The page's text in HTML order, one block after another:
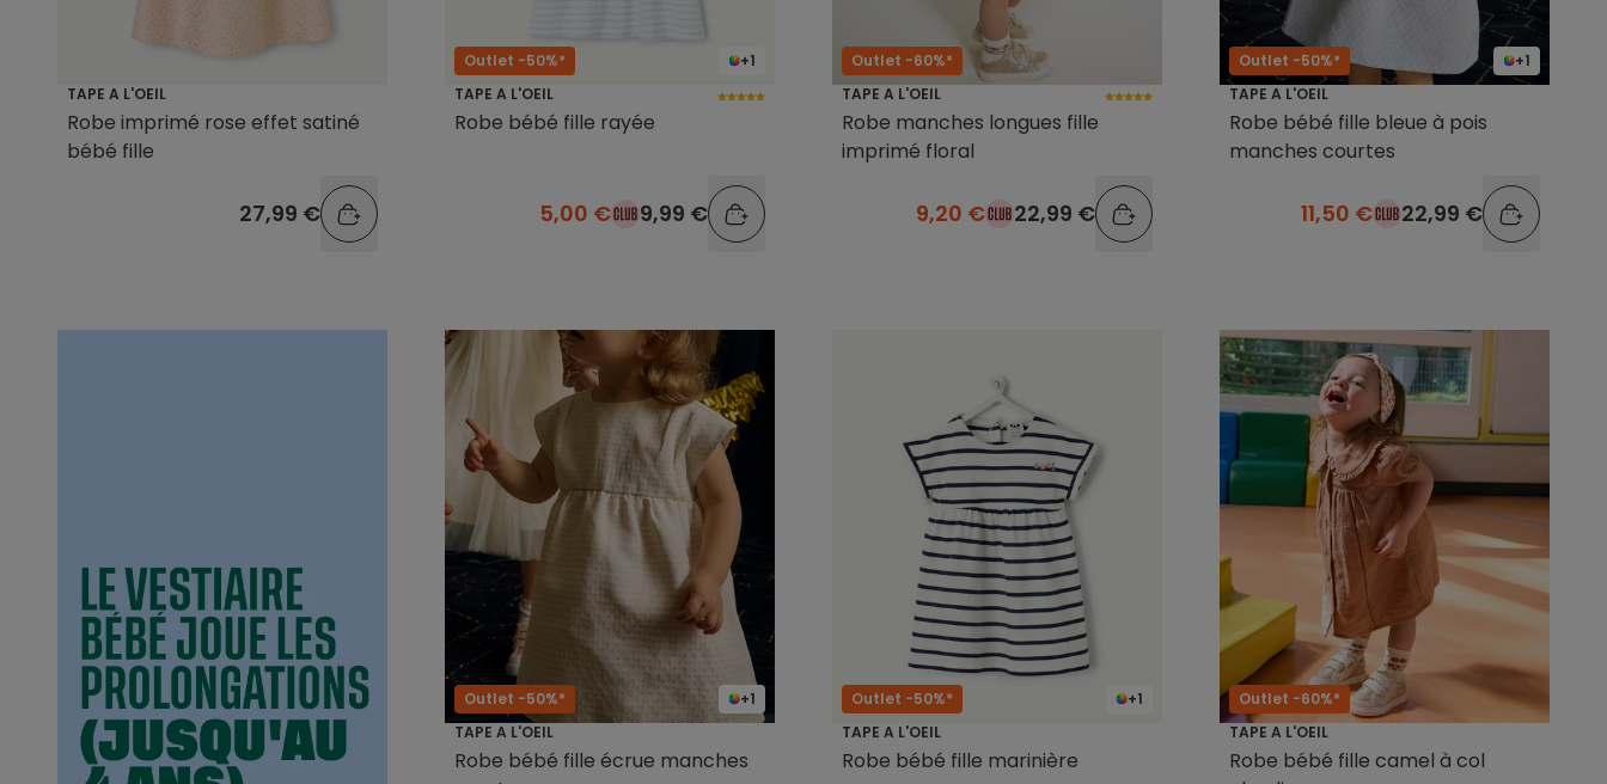
TAPE A L'OEIL
Robe imprimé rose effet satiné
bébé fille
27,99 €
+1
Outlet -50%*
TAPE A L'OEIL
Robe bébé fille rayée
5,00 € 9,99 €
Outlet -60%*
TAPE A L'OEIL
Robe manches longues fille
imprimé floral
9,20 € 22,99 €
+1
Outlet -50%*
TAPE A L'OEIL
Robe bébé fille bleue à pois
manches courtes
11,50 € 22,99 €
+1
Outlet -50%*
TAPE A L'OEIL
Robe bébé fille écrue manches
+1
Outlet -50%*
TAPE A L'OEIL
Robe bébé fille marinière
Outlet -60%*
TAPE A L'OEIL
Robe bébé fille camel à col